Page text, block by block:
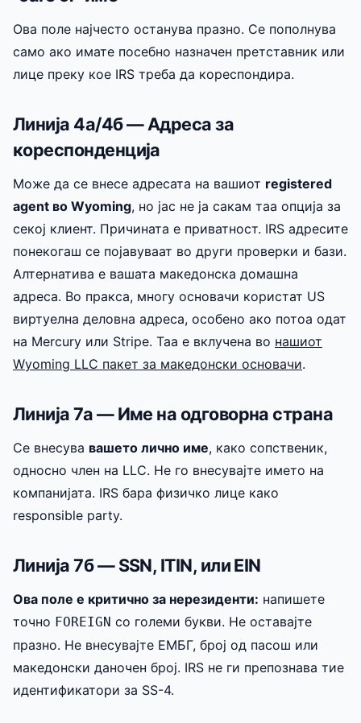
Ова поле најчесто останува празно. Се пополнува
само ако имате посебно назначен претставник или
лице преку кое IRS треба да кореспондира.
Линија 4а/4б — Адреса за
кореспонденција
Може да се внесе адресата на вашиот registered
agent во Wyoming, но јас не ја сакам таа опција за
секој клиент. Причината е приватност. IRS адресите
понекогаш се појавуваат во други проверки и бази.
Алтернатива е вашата македонска домашна
адреса. Во пракса, многу основачи користат US
виртуелна деловна адреса, особено ако потоа одат
на Mercury или Stripe. Таа е вклучена во нашиот
Wyoming LLC пакет за македонски основачи.
Линија 7а — Име на одговорна страна
Се внесува вашето лично име, како сопственик,
односно член на LLC. Не го внесувајте името на
компанијата. IRS бара физичко лице како
responsible party.
Линија 7б — SSN, ITIN, или EIN
Ова поле е критично за нерезиденти: напишете
точно FOREIGN со големи букви. Не оставајте
празно. Не внесувајте ЕМБГ, број од пасош или
македонски даночен број. IRS не ги препознава тие
идентификатори за SS-4.